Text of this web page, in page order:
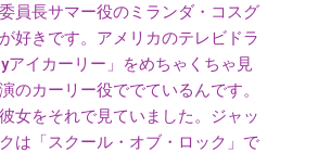
員長サマー役のミランダ・コスグ
好きです。アメリカのテレビドラ
アイカーリー」をめちゃくちゃ見
のカーリー役ででているんです。
女をそれで見ていました。ジャッ
は「スクール・オブ・ロック」で